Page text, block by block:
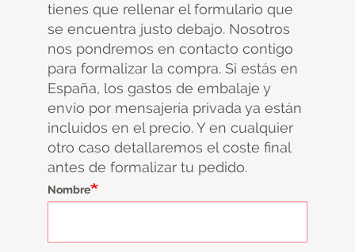
tienes que rellenar el formulario que
se encuentra justo debajo. Nosotros
nos pondremos en contacto contigo
para formalizar la compra. Si estás en
España, los gastos de embalaje y
envío por mensajería privada ya están
incluidos en el precio. Y en cualquier
otro caso detallaremos el coste final
antes de formalizar tu pedido.
Nombre